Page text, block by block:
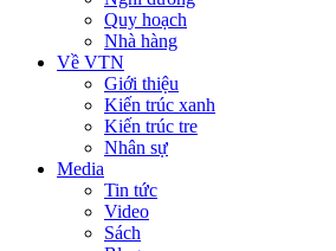
Quy hoạch
Nhà hàng
Về VTN
Giới thiệu
Kiến trúc xanh
Kiến trúc tre
Nhân sự
Media
Tin tức
Video
Sách